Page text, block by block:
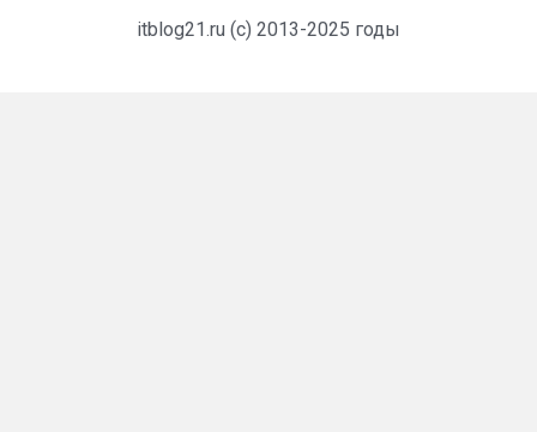
itblog21.ru (c) 2013-2025 годы